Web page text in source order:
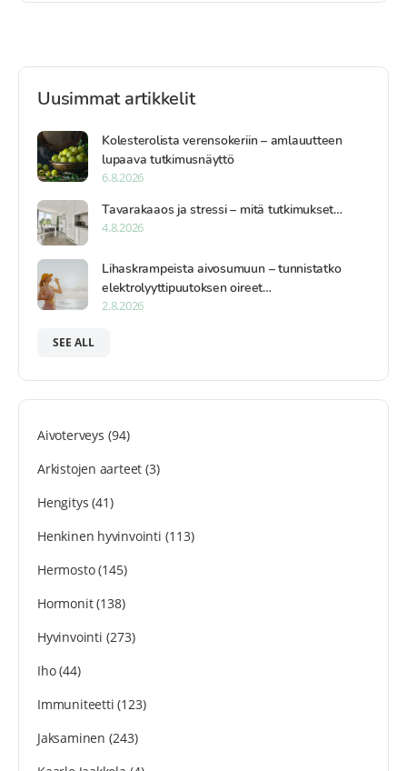
Uusimmat artikkelit
Kolesterolista verensokeriin – amlauutteen
lupaava tutkimusnäyttö
6.8.2026
Tavarakaaos ja stressi – mitä tutkimukset…
4.8.2026
Lihaskrampeista aivosumuun – tunnistatko
elektrolyyttipuutoksen oireet…
2.8.2026
SEE ALL
Aivoterveys (94)
Arkistojen aarteet (3)
Hengitys (41)
Henkinen hyvinvointi (113)
Hermosto(145)
Hormonit(138)
Hyvinvointi (273)
Iho(44)
Immuniteetti (123)
Jaksaminen (243)